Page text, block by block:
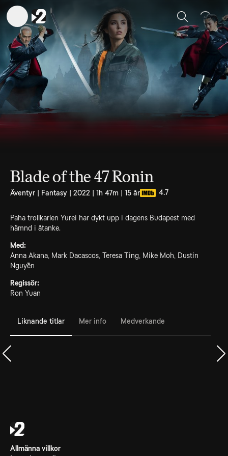
Sök
Blade of the 47 Ronin
Äventyr | Fantasy | 2022 | 1h 47m | 15 år 4.7
Paha trollkarlen Yurei har dykt upp i dagens Budapest med
hämnd i åtanke.
Med:
Anna Akana, Mark Dacascos, Teresa Ting, Mike Moh, Dustin
Nguyễn
Regissör:
Ron Yuan
Liknande titlar Mer info Medverkande
Allmänna villkor